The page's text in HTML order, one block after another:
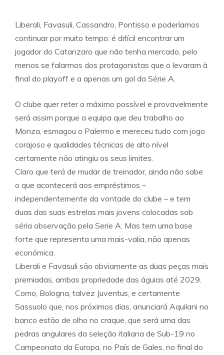
Liberali, Favasuli, Cassandro, Pontisso e poderíamos
continuar por muito tempo: é difícil encontrar um
jogador do Catanzaro que não tenha mercado, pelo
menos se falarmos dos protagonistas que o levaram à
final do playoff e a apenas um gol da Série A.
O clube quer reter o máximo possível e provavelmente
será assim porque a equipa que deu trabalho ao
Monza, esmagou o Palermo e mereceu tudo com jogo
corajoso e qualidades técnicas de alto nível
certamente não atingiu os seus limites.
Claro que terá de mudar de treinador, ainda não sabe
o que acontecerá aos empréstimos –
independentemente da vontade do clube – e tem
duas das suas estrelas mais jovens colocadas sob
séria observação pela Serie A. Mas tem uma base
forte que representa uma mais-valia, não apenas
económica.
Liberali e Favasuli são obviamente as duas peças mais
premiadas, ambas propriedade das águias até 2029.
Como, Bologna, talvez Juventus, e certamente
Sassuolo que, nos próximos dias, anunciará Aquilani no
banco estão de olho no craque, que será uma das
pedras angulares da seleção italiana de Sub-19 no
Campeonato da Europa, no País de Gales, no final do